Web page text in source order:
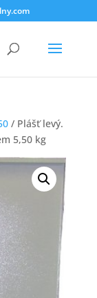
/ Plášť levý.
5,50 kg